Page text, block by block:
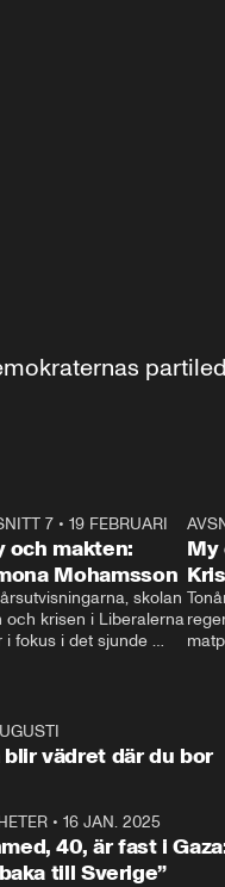
24:30
7• 19 FEBRUARI
och makten:
Mohamsson
skolan
och krisen i Liberalerna
i fokus i det sjunde
My
ställer
och
till svars.
My
blir vädret där du bor
• 16 JAN. 2025
40, är fast i
till Sverige”